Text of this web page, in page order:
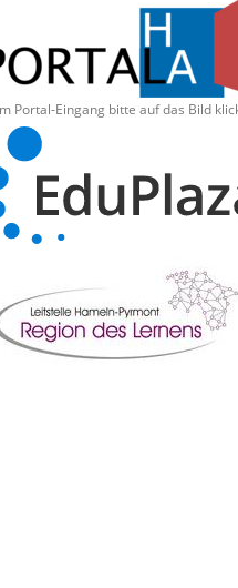
Portal-Eingang bitte auf das Bild